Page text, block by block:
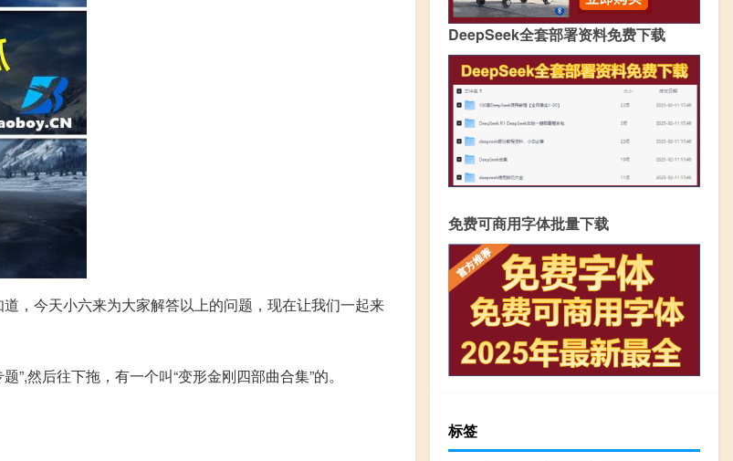
，今天小六来为大家解答以上的问题，现在让我们一起来
”,然后往下拖，有一个叫“变形金刚四部曲合集”的。
DeepSeek全套部署资料免费下载
免费可商用字体批量下载
标签